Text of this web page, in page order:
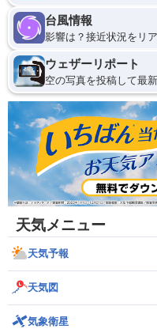
台風情報
影響は？接近状況をリ
ウェザーリポート
空の写真を投稿して最
天気メニュー
天気予報
天気図
気象衛星